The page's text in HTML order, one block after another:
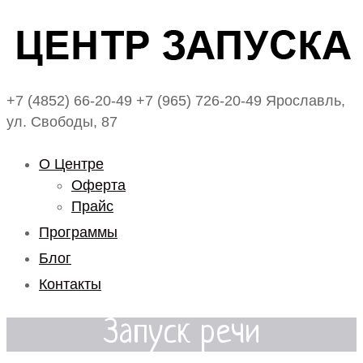
+7 (4852) 66-20-49 +7 (965) 726-20-49 Ярославль,
ул. Свободы, 87
О Центре
Оферта
Прайс
Программы
Блог
Контакты
Запуск речи